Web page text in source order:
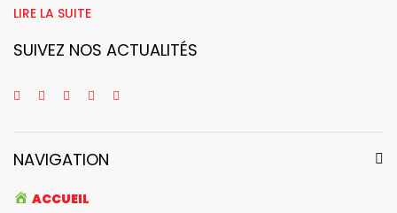
LIRE LA SUITE
SUIVEZ NOS ACTUALITÉS
NAVIGATION
ACCUEIL